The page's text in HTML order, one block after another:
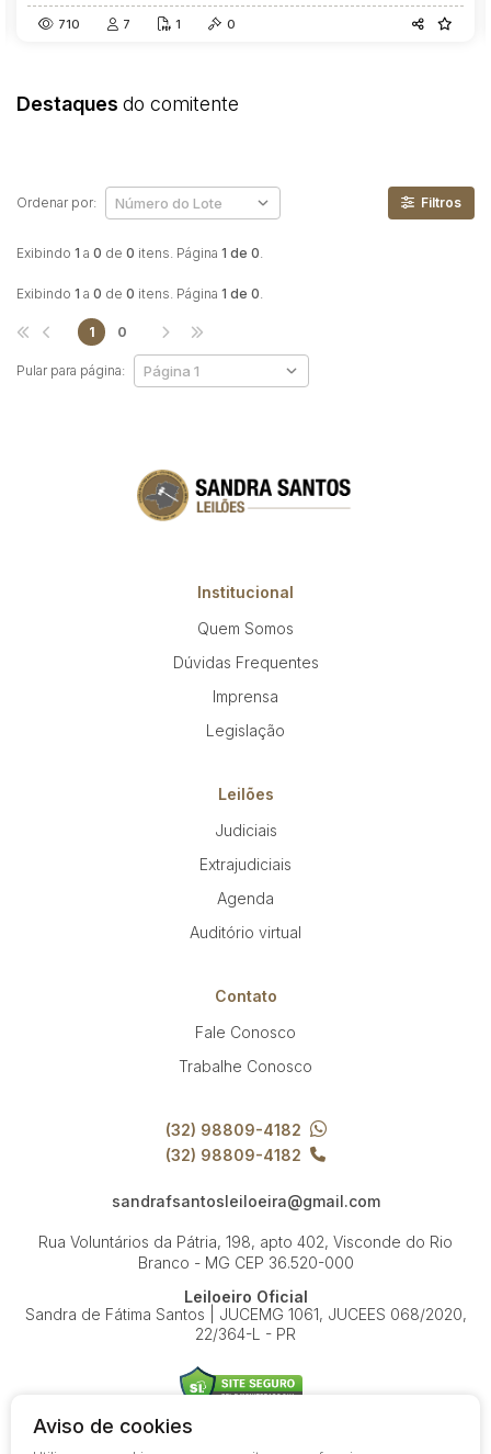
710 7 1 0
Destaques do comitente
Exibindo 1 a 0 de 0 itens. Página 1 de 0.
Ordenar por: Filtros
Exibindo 1 a 0 de 0 itens. Página 1 de 0.
Pular para página:
1 0
Institucional
Quem Somos
Dúvidas Frequentes
Imprensa
Legislação
Leilões
Judiciais
Extrajudiciais
Agenda
Auditório virtual
Contato
Fale Conosco
Trabalhe Conosco
(32) 98809-4182
(32) 98809-4182
sandrafsantosleiloeira@gmail.com
Rua Voluntários da Pátria, 198, apto 402, Visconde do Rio
Branco - MG CEP 36.520-000
Leiloeiro Oficial
Sandra de Fátima Santos | JUCEMG 1061, JUCEES 068/2020,
22/364-L - PR
Aviso de cookies